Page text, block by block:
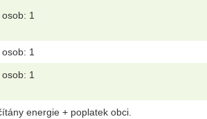
1
1
1
energie + poplatek obci.